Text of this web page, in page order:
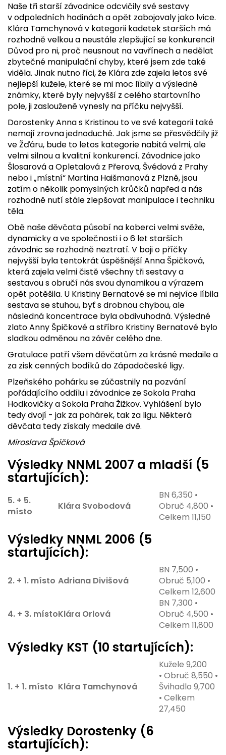
Naše tři starší závodnice odcvičily své sestavy
v odpoledních hodinách a opět zabojovaly jako lvice.
Klára Tamchynová v kategorii kadetek starších má
rozhodně velkou a neustále zlepšující se konkurenci!
Důvod pro ni, proč neusnout na vavřínech a nedělat
zbytečné manipulační chyby, které jsem zde také
viděla. Jinak nutno říci, že Klára zde zajela letos své
nejlepší kužele, které se mi moc líbily a výsledné
známky, které byly nejvyšší z celého startovního
pole, ji zaslouženě vynesly na příčku nejvyšší.
Dorostenky Anna s Kristinou to ve své kategorii také
nemají zrovna jednoduché. Jak jsme se přesvědčily již
ve Žďáru, bude to letos kategorie nabitá velmi, ale
velmi silnou a kvalitní konkurencí. Závodnice jako
Šlosarová a Opletalová z Přerova, Švédová z Prahy
nebo i „místní“ Martina Haišmanová z Plzně, jsou
zatím o několik pomyslných krůčků napřed a nás
rozhodně nutí stále zlepšovat manipulace i techniku
těla.
Obě naše děvčata působí na koberci velmi svěže,
dynamicky a ve společnosti i o 6 let starších
závodnic se rozhodně neztratí. V boji o příčky
nejvyšší byla tentokrát úspěšnější Anna Špičková,
která zajela velmi čistě všechny tři sestavy a
sestavou s obručí nás svou dynamikou a výrazem
opět potěšila. U Kristiny Bernatové se mi nejvíce líbila
sestava se stuhou, byť s drobnou chybou, ale
následná koncentrace byla obdivuhodná. Výsledné
zlato Anny Špičkové a stříbro Kristiny Bernatové bylo
sladkou odměnou na závěr celého dne.
Gratulace patří všem děvčatům za krásné medaile a
za zisk cenných bodíků do Západočeské ligy.
Plzeňského pohárku se zúčastnily na pozvání
pořádajícího oddílu i závodnice ze Sokola Praha
Hodkovičky a Sokola Praha Žižkov. Vyhlášení bylo
tedy dvojí - jak za pohárek, tak za ligu. Některá
děvčata tedy získaly medaile dvě.
Miroslava Špičková
Výsledky NNML 2007 a mladší (5
startujících):
5. + 5.
místo
Klára Svobodová
BN 6,350 •
Obruč 4,800 •
Celkem 11,150
Výsledky NNML 2006 (5
startujících):
2. + 1. místo Adriana Divišová
BN 7,500 •
Obruč 5,100 •
Celkem 12,600
4. + 3. místoKlára Orlová
BN 7,300 •
Obruč 4,500 •
Celkem 11,800
Výsledky KST (10 startujících):
1. + 1. místo Klára Tamchynová
Kužele 9,200
• Obruč 8,550 •
Švihadlo 9,700
• Celkem
27,450
Výsledky Dorostenky (6
startujících):